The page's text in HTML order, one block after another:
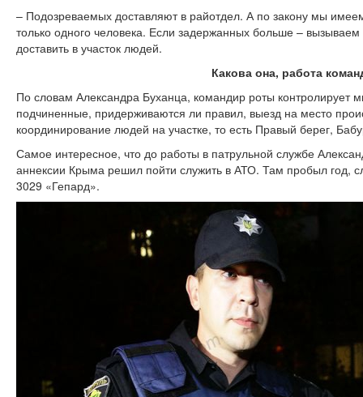
– Подозреваемых доставляют в райотдел. А по закону мы
только одного человека. Если задержанных больше –
доставить в участок людей.
Какова она, работа
По словам Александра Буханца, командир роты контролирует
подчиненные, придерживаются ли правил, выезд на место
координирование людей на участке, то есть Правый берег,
Самое интересное, что до работы в патрульной службе
аннексии Крыма решил пойти служить в АТО. Там пробыл год,
3029 «Гепард».